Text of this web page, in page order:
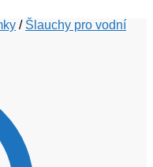
/ Šlauchy pro vodní